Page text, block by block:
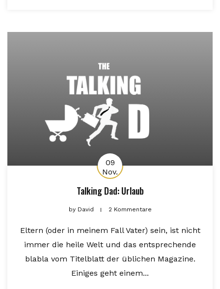
09
Nov.
Talking Dad: Urlaub
byDavid 2 Kommentare
Eltern (oder in meinem Fall Vater) sein, ist nicht
immer die heile Welt und das entsprechende
blabla vom Titelblatt der üblichen Magazine.
Einiges geht einem...